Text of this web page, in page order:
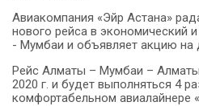
Авиакомпания «Эйр Астана»
нового рейса в экономический
- Мумбаи и объявляет акцию на
Рейс Алматы – Мумбаи – Алматы
2020 г. и будет выполняться 4
комфортабельном авиалайнере